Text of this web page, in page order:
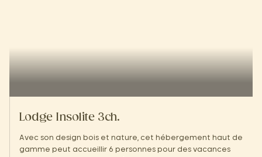
Lodge Insolite 3ch.
Avec son design bois et nature, cet hébergement haut de
gamme peut accueillir 6 personnes pour des vacances